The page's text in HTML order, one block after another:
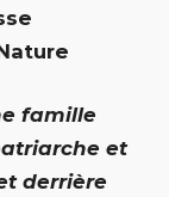
famille
et
derrière